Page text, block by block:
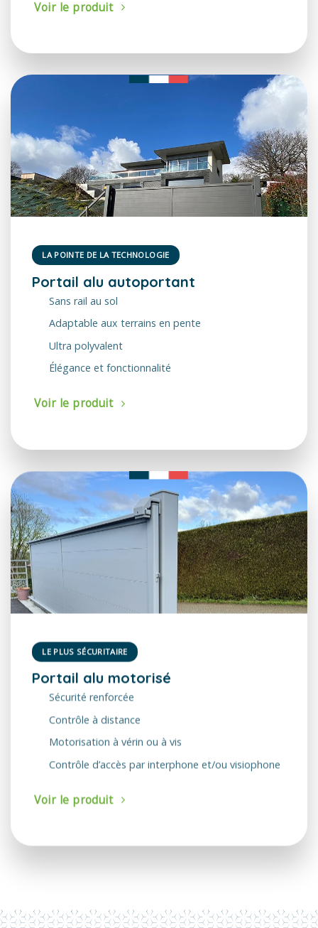
Voir le produit
LA POINTE DE LA TECHNOLOGIE
Portail alu autoportant
Sans rail au sol
Adaptable aux terrains en pente
Ultra polyvalent
Élégance et fonctionnalité
Voir le produit
LE PLUS SÉCURITAIRE
Portail alu motorisé
Sécurité renforcée
Contrôle à distance
Motorisation à vérin ou à vis
Contrôle d’accès par interphone et/ou visiophone
Voir le produit